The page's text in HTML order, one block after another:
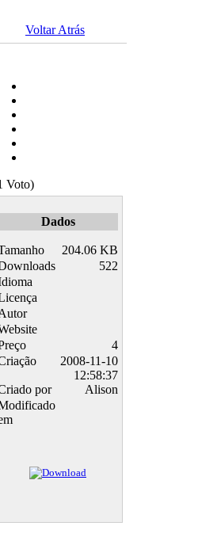
Voltar Atrás
Voto)
Dados
204.06 KB
522
4
2008-11-10
12:58:37
por
Alison